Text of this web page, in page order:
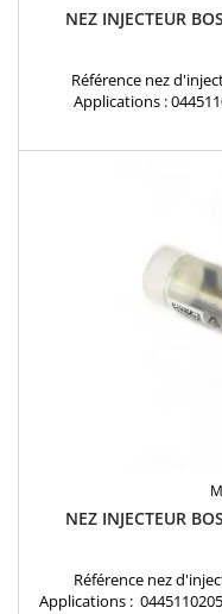
NEZ INJECTEUR
Référence nez
Applications :
NEZ INJECTEUR
Référence nez
Applications :